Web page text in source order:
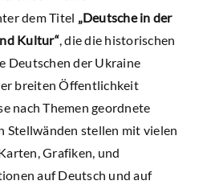
dem Titel „Deutsche in der
Kultur“, die die historischen
Deutschen der Ukraine
breiten Öffentlichkeit
nach Themen geordnete
Stellwänden stellen mit vielen
Grafiken, und
auf Deutsch und auf